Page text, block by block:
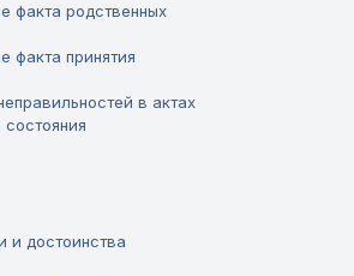
факта родственных
факта принятия
в актах
и достоинства